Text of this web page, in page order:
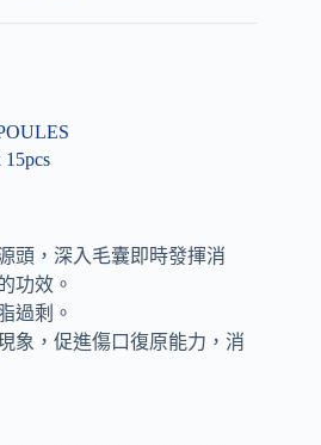
頭，深入毛囊即時發揮消
功效。
過剩。
象，促進傷口復原能力，消